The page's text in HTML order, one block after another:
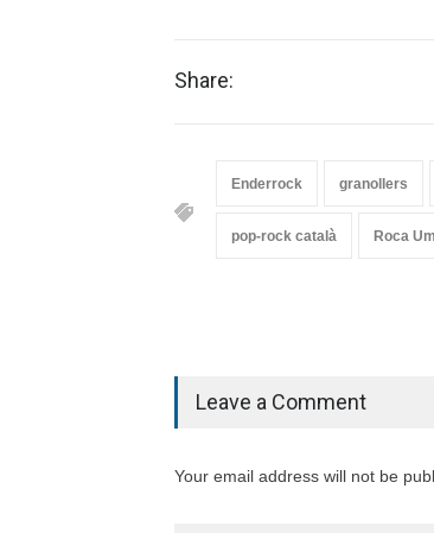
Share:
Enderrock granollers
pop-rock català Roca
Leave a Comment
Your email address will not be